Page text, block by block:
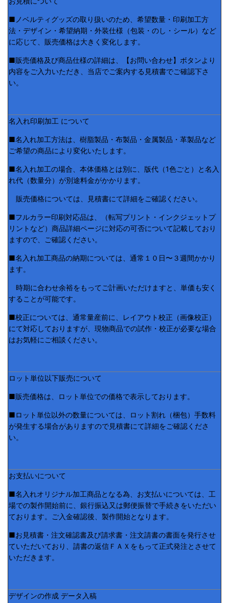
■ノベルティグッズの取り扱いのため、希望数量・印刷加工方
法・デザイン・希望納期・外装仕様（包装・のし・シール）など
に応じて、販売価格は大きく変化します。
■販売価格及び商品仕様の詳細は、【お問い合わせ】ボタンより
内容をご入力いただき、当店でご案内する見積書でご確認下さ
い。
名入れ印刷加工 について
■名入れ加工方法は、樹脂製品・布製品・金属製品・革製品など
ご希望の商品により変化いたします。
■名入れ加工の場合、本体価格とは別に、版代（1色ごと）と名入
れ代（数量分）が別途料金がかかります。
販売価格については、見積書にて詳細をご確認ください。
■フルカラー印刷対応品は、（転写プリント・インクジェットプ
リントなど）商品詳細ページに対応の可否について記載しており
ますので、ご確認ください。
■名入れ加工商品の納期については、通常１０日〜３週間かかり
ます。
時期に合わせ余裕をもってご計画いただけますと、単価も安く
することが可能です。
■校正については、通常量産前に、レイアウト校正（画像校正）
にて対応しておりますが、現物商品での試作・校正が必要な場合
はお気軽にご相談ください。
ロット単位以下販売について
■販売価格は、ロット単位での価格で表示しております。
■ロット単位以外の数量については、ロット割れ（梱包）手数料
が発生する場合がありますので見積書にて詳細をご確認くださ
い。
お支払いについて
■名入れオリジナル加工商品となる為、お支払いについては、工
場での製作開始前に、銀行振込又は郵便振替で手続きをいただい
ております。ご入金確認後、製作開始となります。
■お見積書・注文確認書及び請求書・注文請書の書面を発行させ
ていただいており、請書の返信ＦＡＸをもって正式発注とさせて
いただきます。
デザインの作成 データ入稿